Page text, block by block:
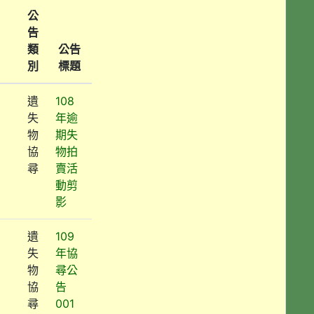
公
告
類
別
公告
標題
遺
失
物
協
尋
108
年逾
期失
物拍
賣活
動剪
影
遺
失
物
協
尋
109
年協
尋公
告
001